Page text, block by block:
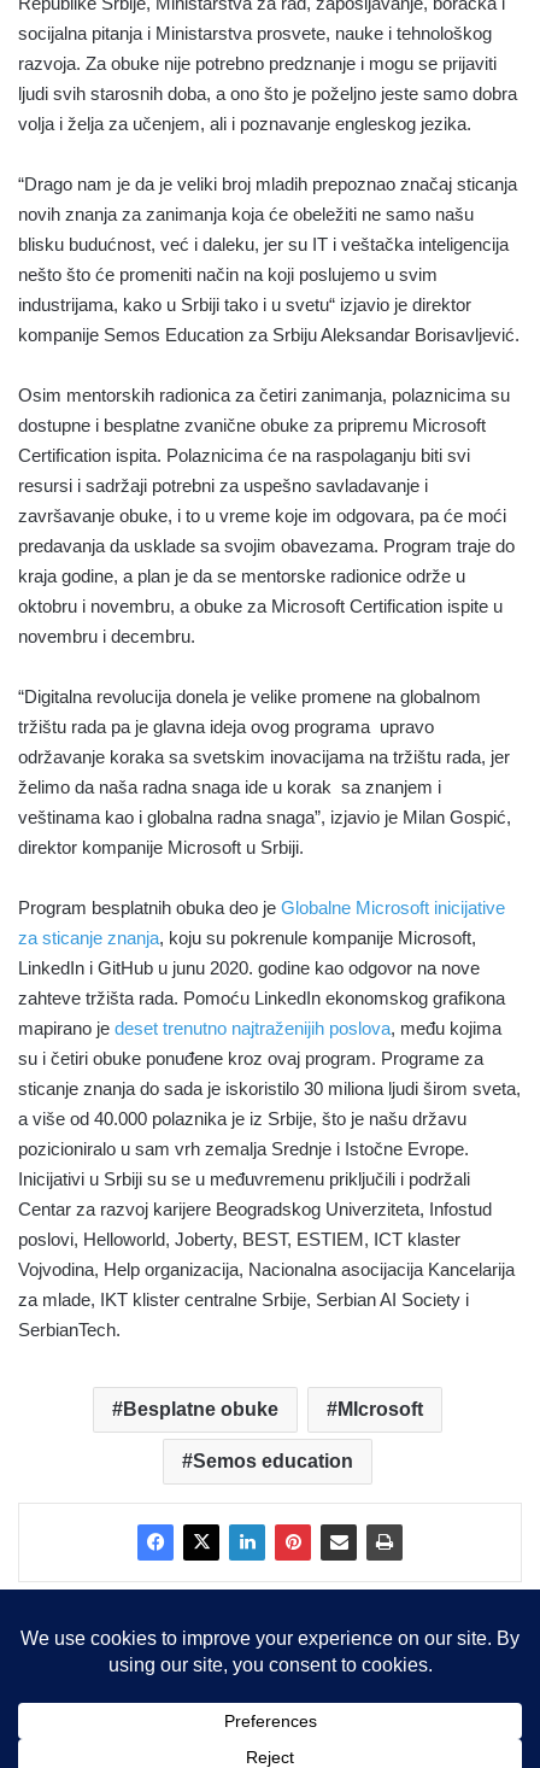
socijalna pitanja i Ministarstva prosvete, nauke i tehnološkog
razvoja. Za obuke nije potrebno predznanje i mogu se prijaviti
ljudi svih starosnih doba, a ono što je poželjno jeste samo dobra
volja i želja za učenjem, ali i poznavanje engleskog jezika.
“Drago nam je da je veliki broj mladih prepoznao značaj sticanja
novih znanja za zanimanja koja će obeležiti ne samo našu
blisku budućnost, već i daleku, jer su IT i veštačka inteligencija
nešto što će promeniti način na koji poslujemo u svim
industrijama, kako u Srbiji tako i u svetu“ izjavio je direktor
kompanije Semos Education za Srbiju Aleksandar Borisavljević.
Osim mentorskih radionica za četiri zanimanja, polaznicima su
dostupne i besplatne zvanične obuke za pripremu Microsoft
Certification ispita. Polaznicima će na raspolaganju biti svi
resursi i sadržaji potrebni za uspešno savladavanje i
završavanje obuke, i to u vreme koje im odgovara, pa će moći
predavanja da usklade sa svojim obavezama. Program traje do
kraja godine, a plan je da se mentorske radionice održe u
oktobru i novembru, a obuke za Microsoft Certification ispite u
novembru i decembru.
“Digitalna revolucija donela je velike promene na globalnom
tržištu rada pa je glavna ideja ovog programa upravo
održavanje koraka sa svetskim inovacijama na tržištu rada, jer
želimo da naša radna snaga ide u korak sa znanjem i
veštinama kao i globalna radna snaga”, izjavio je Milan Gospić,
direktor kompanije Microsoft u Srbiji.
Program besplatnih obuka deo je Globalne Microsoft inicijative
za sticanje znanja, koju su pokrenule kompanije Microsoft,
LinkedIn i GitHub u junu 2020. godine kao odgovor na nove
zahteve tržišta rada. Pomoću LinkedIn ekonomskog grafikona
mapirano je deset trenutno najtraženijih poslova, među kojima
su i četiri obuke ponuđene kroz ovaj program. Programe za
sticanje znanja do sada je iskoristilo 30 miliona ljudi širom sveta,
a više od 40.000 polaznika je iz Srbije, što je našu državu
pozicioniralo u sam vrh zemalja Srednje i Istočne Evrope.
Inicijativi u Srbiji su se u međuvremenu priključili i podržali
Centar za razvoj karijere Beogradskog Univerziteta, Infostud
poslovi, Helloworld, Joberty, BEST, ESTIEM, ICT klaster
Vojvodina, Help organizacija, Nacionalna asocijacija Kancelarija
za mlade, IKT klister centralne Srbije, Serbian AI Society i
SerbianTech.
Besplatne obuke MIcrosoft
Semos education
Copyright © 2015-2025, Sva prava zadržana | LBS Team d.o.o.
Facebook
X LinkedIn